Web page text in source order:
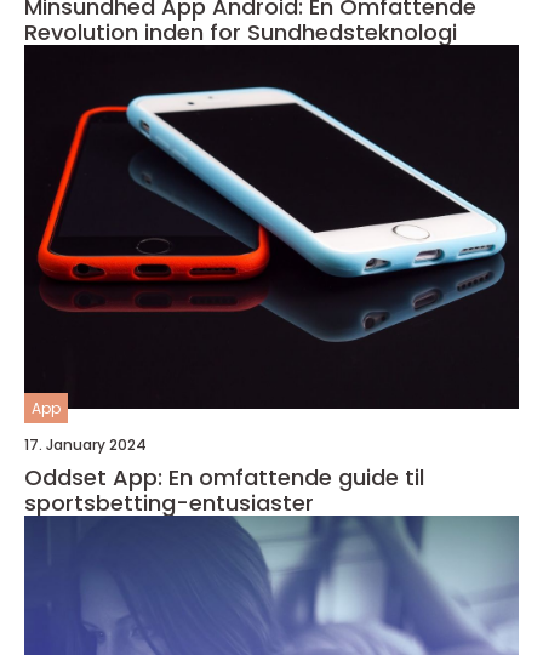
Minsundhed App Android: En Omfattende
Revolution inden for Sundhedsteknologi
App
17. January 2024
Oddset App: En omfattende guide til
sportsbetting-entusiaster